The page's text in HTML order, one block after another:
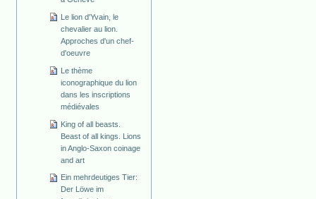
Le lion d'Yvain, le
chevalier au lion.
Approches d'un chef-
d'oeuvre
Le thème
iconographique du lion
dans les inscriptions
médiévales
King of all beasts.
Beast of all kings. Lions
in Anglo-Saxon coinage
and art
Ein mehrdeutiges Tier:
Der Löwe im